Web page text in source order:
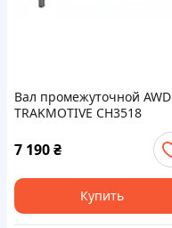
Вал промежуточной AWD
TRAKMOTIVE CH3518
7 190₴
Купить